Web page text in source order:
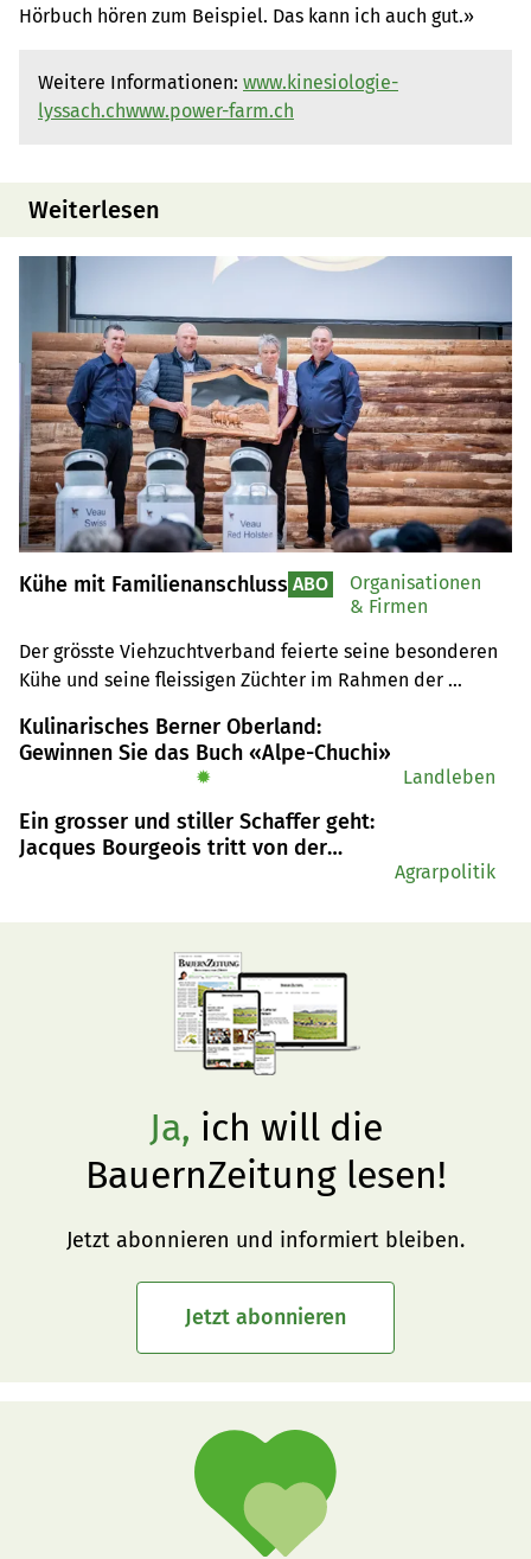
Hörbuch hören zum Beispiel. Das kann ich auch gut.»
Weitere Informationen: www.kinesiologie-
lyssach.chwww.power-farm.ch
Weiterlesen
Kühe mit Familienanschluss
Der grösste Viehzuchtverband feierte seine besonderen
Kühe und seine fleissigen Züchter im Rahmen der
ABO
Organisationen
& Firmen
Kulinarisches Berner Oberland:
Gewinnen Sie das Buch «Alpe-Chuchi»
✹ Landleben
Ein grosser und stiller Schaffer geht:
Jacques Bourgeois tritt von der
Agrarpolitik
Ja, ich will die
BauernZeitung lesen!
Jetzt abonnieren und informiert bleiben.
Jetzt abonnieren